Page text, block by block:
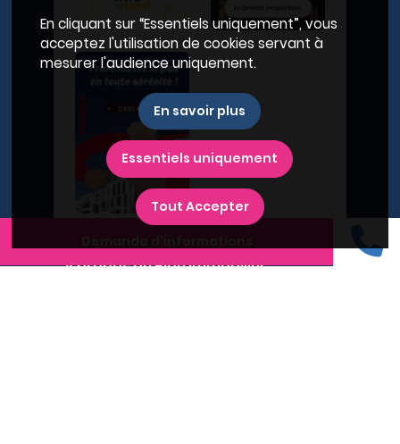
A propos du Plan Immobilier
En cliquant sur “Essentiels uniquement”, vous
acceptez l'utilisation de cookies servant à
mesurer l'audience uniquement.
En savoir plus
Essentiels uniquement
Tout Accepter